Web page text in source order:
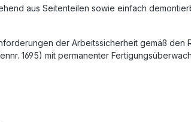
aus Seitenteilen sowie einfach
der Arbeitssicherheit gemäß den
1695) mit permanenter